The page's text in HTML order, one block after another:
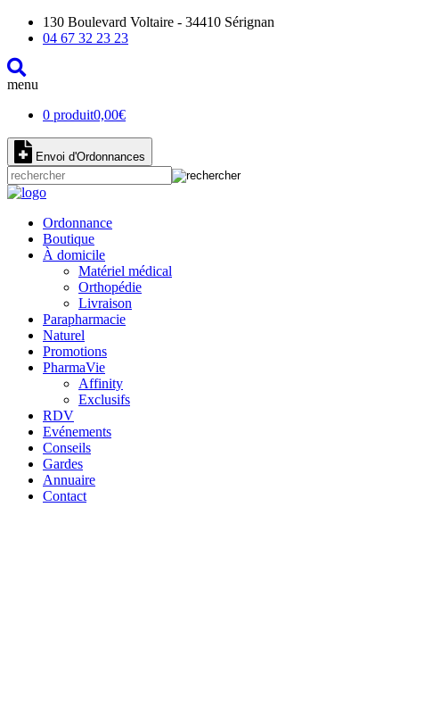
130 Boulevard Voltaire - 34410 Sérignan
04 67 32 23 23
menu
0 produit0,00€
Envoi d'Ordonnances
Ordonnance
Boutique
À domicile
Matériel médical
Orthopédie
Livraison
Parapharmacie
Naturel
Promotions
PharmaVie
Affinity
Exclusifs
RDV
Evénements
Conseils
Gardes
Annuaire
Contact